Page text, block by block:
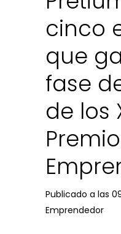
cinco
que
fase
de los
Publicado a las
Emprendedor